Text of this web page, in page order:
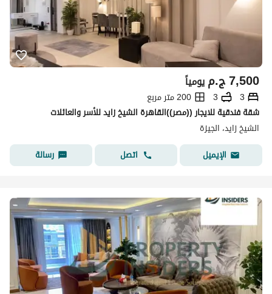
ج.م7,500 يومياً
3
3
200 متر مربع
شقة فندقية للايجار ((مصر))القاهرة الشيخ زايد للأسر والعائلات
الشيخ زايد، الجيزة
الإيميل
اتصل رسالة